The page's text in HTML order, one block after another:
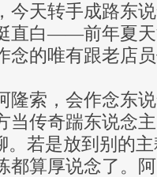
今天转手成路东
直白——前年夏
念的唯有跟老店
隆索，会作念东
当传奇踹东说念
。若是放到别的
都算厚说念了。